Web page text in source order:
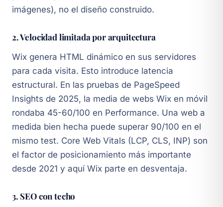
imágenes), no el diseño construido.
2. Velocidad limitada por arquitectura
Wix genera HTML dinámico en sus servidores
para cada visita. Esto introduce latencia
estructural. En las pruebas de PageSpeed
Insights de 2025, la media de webs Wix en móvil
rondaba 45-60/100 en Performance. Una web a
medida bien hecha puede superar 90/100 en el
mismo test. Core Web Vitals (LCP, CLS, INP) son
el factor de posicionamiento más importante
desde 2021 y aquí Wix parte en desventaja.
3. SEO con techo